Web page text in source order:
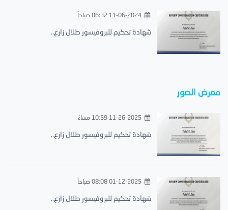
11-06-2024 06:32 صباحاً
شهادة تحكيم للبروفيسور طلال زارع..
معرض الصور
11-26-2025 10:59 مساءً
شهادة تحكيم للبروفيسور طلال زارع..
01-12-2025 08:08 صباحاً
شهادة تحكيم للبروفيسور طلال زارع..